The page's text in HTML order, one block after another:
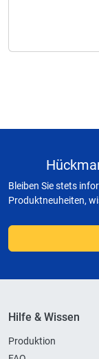
Bleiben Sie stets
Produktneuheiten,
Hilfe & Wissen
Produktion